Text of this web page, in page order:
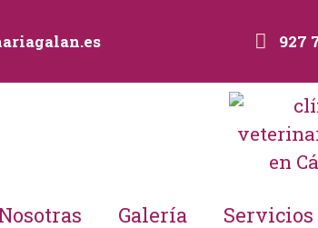
927
Galería Servicios